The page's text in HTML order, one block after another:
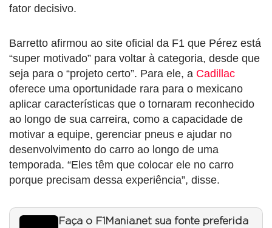
fator decisivo.
Barretto afirmou ao site oficial da F1 que Pérez está
“super motivado” para voltar à categoria, desde que
seja para o “projeto certo”. Para ele, a Cadillac
oferece uma oportunidade rara para o mexicano
aplicar características que o tornaram reconhecido
ao longo de sua carreira, como a capacidade de
motivar a equipe, gerenciar pneus e ajudar no
desenvolvimento do carro ao longo de uma
temporada. “Eles têm que colocar ele no carro
porque precisam dessa experiência”, disse.
Faça o F1Mania.net sua fonte preferida